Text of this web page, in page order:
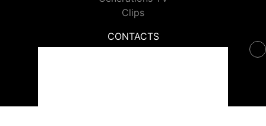
Clips
CONTACTS
Contacter Generations